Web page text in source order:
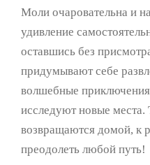
Моли очаровательна и
удивление
оставшись без
придумывают себе
волшебные
исследуют новые места.
возвращаются домой, к
преодолеть любой путь!